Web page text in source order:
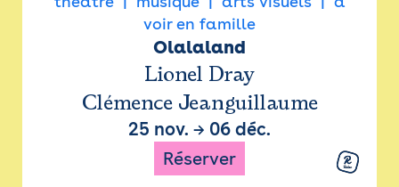
voir en famille
Olalaland
Lionel Dray
Clémence Jeanguillaume
25 nov. → 06 déc.
Réserver